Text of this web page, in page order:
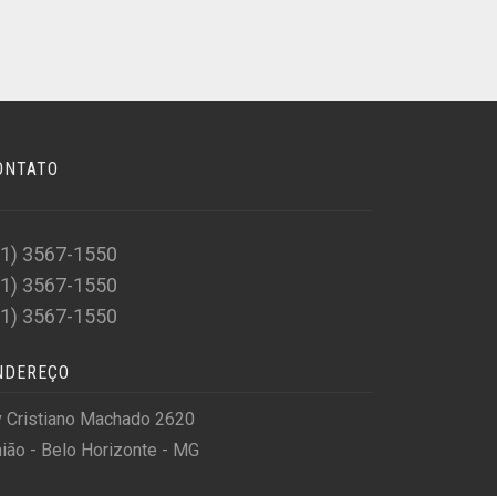
3567-1550
3567-1550
3567-1550
Cristiano Machado 2620
- Belo Horizonte - MG